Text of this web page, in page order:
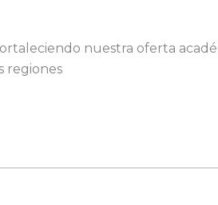
nuestra oferta
regiones